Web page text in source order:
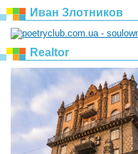
Иван Злотников
Realtor